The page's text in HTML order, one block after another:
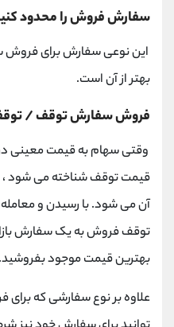
سفارش فروش را محدود
این نوعی سفارش برای
بهتر از آن است.
فروش سفارش توقف /
وقتی سهام به قیمت معینی در
قیمت توقف شناخته می شود
آن می شود. با رسیدن و
توقف فروش به یک سفارش
بهترین قیمت موجود بفروشید.
علاوه بر نوع سفارشی که